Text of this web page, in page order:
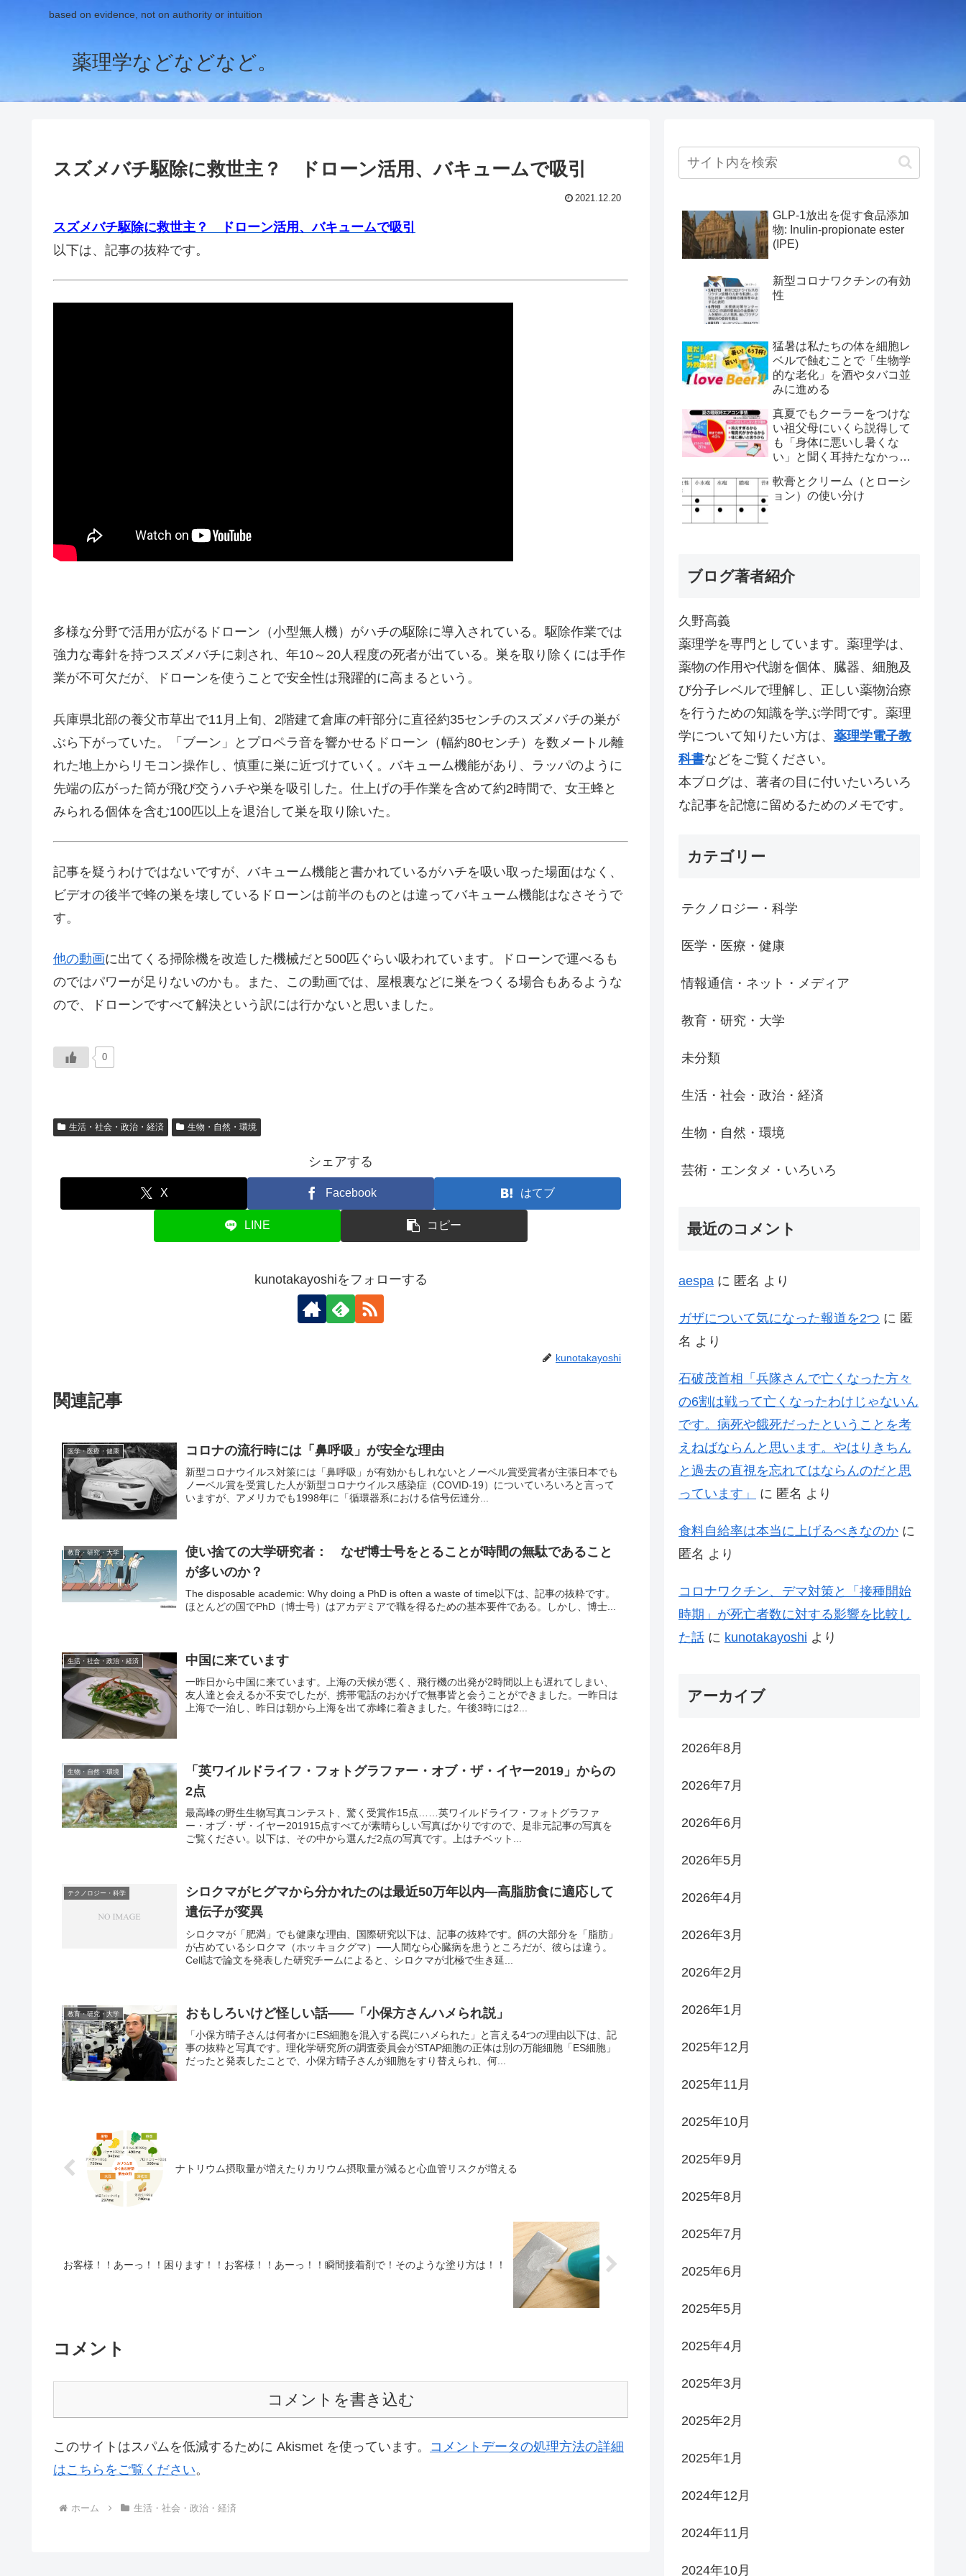
based on evidence, not on authority or intuition
薬理学などなどなど。
スズメバチ駆除に救世主？ ドローン活用、バキュームで吸引
2021.12.20
スズメバチ駆除に救世主？ ドローン活用、バキュームで吸引
以下は、記事の抜粋です。
多様な分野で活用が広がるドローン（小型無人機）がハチの駆除に導入されている。駆除作業では
強力な毒針を持つスズメバチに刺され、年10～20人程度の死者が出ている。巣を取り除くには手作
業が不可欠だが、ドローンを使うことで安全性は飛躍的に高まるという。
兵庫県北部の養父市草出で11月上旬、2階建て倉庫の軒部分に直径約35センチのスズメバチの巣が
ぶら下がっていた。「ブーン」とプロペラ音を響かせるドローン（幅約80センチ）を数メートル離
れた地上からリモコン操作し、慎重に巣に近づけていく。バキューム機能があり、ラッパのように
先端の広がった筒が飛び交うハチや巣を吸引した。仕上げの手作業を含めて約2時間で、女王蜂と
みられる個体を含む100匹以上を退治して巣を取り除いた。
記事を疑うわけではないですが、バキューム機能と書かれているがハチを吸い取った場面はなく、
ビデオの後半で蜂の巣を壊しているドローンは前半のものとは違ってバキューム機能はなさそうで
す。
他の動画に出てくる掃除機を改造した機械だと500匹ぐらい吸われています。ドローンで運べるも
のではパワーが足りないのかも。また、この動画では、屋根裏などに巣をつくる場合もあるような
ので、ドローンですべて解決という訳には行かないと思いました。
0
生活・社会・政治・経済 生物・自然・環境
シェアする
X Facebook はてブ
LINE コピー
kunotakayoshiをフォローする
kunotakayoshi
関連記事
医学・医療・健康 コロナの流行時には「鼻呼吸」が安全な理由
新型コロナウイルス対策には「鼻呼吸」が有効かもしれないとノーベル賞受賞者が主張日本でも
ノーベル賞を受賞した人が新型コロナウイルス感染症（COVID-19）についていろいろと言って
いますが、アメリカでも1998年に「循環器系における信号伝達分...
教育・研究・大学
使い捨ての大学研究者： なぜ博士号をとることが時間の無駄であること
が多いのか？
The disposable academic: Why doing a PhD is often a waste of time以下は、記事の抜粋です。
ほとんどの国でPhD（博士号）はアカデミアで職を得るための基本要件である。しかし、博士...
生活・社会・政治・経済 中国に来ています
一昨日から中国に来ています。上海の天候が悪く、飛行機の出発が2時間以上も遅れてしまい、
友人達と会えるか不安でしたが、携帯電話のおかげで無事皆と会うことができました。一昨日は
上海で一泊し、昨日は朝から上海を出て赤峰に着きました。午後3時には2...
生物・自然・環境
「英ワイルドライフ・フォトグラファー・オブ・ザ・イヤー2019」からの
2点
最高峰の野生生物写真コンテスト、驚く受賞作15点……英ワイルドライフ・フォトグラファ
ー・オブ・ザ・イヤー201915点すべてが素晴らしい写真ばかりですので、是非元記事の写真を
ご覧ください。以下は、その中から選んだ2点の写真です。上はチベット...
テクノロジー・科学
シロクマがヒグマから分かれたのは最近50万年以内―高脂肪食に適応して
遺伝子が変異
シロクマが「肥満」でも健康な理由、国際研究以下は、記事の抜粋です。餌の大部分を「脂肪」
が占めているシロクマ（ホッキョクグマ）──人間なら心臓病を患うところだが、彼らは違う。
Cell誌で論文を発表した研究チームによると、シロクマが北極で生き延...
教育・研究・大学 おもしろいけど怪しい話――「小保方さんハメられ説」
「小保方晴子さんは何者かにES細胞を混入する罠にハメられた」と言える4つの理由以下は、記
事の抜粋と写真です。理化学研究所の調査委員会がSTAP細胞の正体は別の万能細胞「ES細胞」
だったと発表したことで、小保方晴子さんが細胞をすり替えられ、何...
ナトリウム摂取量が増えたりカリウム摂取量が減ると心血管リスクが増える
お客様！！あーっ！！困ります！！お客様！！あーっ！！瞬間接着剤で！そのような塗り方は！！
コメント
コメントを書き込む
このサイトはスパムを低減するために Akismet を使っています。 コメントデータの処理方法の詳細
はこちらをご覧ください。
ホーム 生活・社会・政治・経済
GLP-1放出を促す食品添加
物: Inulin-propionate ester
(IPE)
新型コロナワクチンの有効
性
猛暑は私たちの体を細胞レ
ベルで蝕むことで「生物学
的な老化」を酒やタバコ並
みに進める
真夏でもクーラーをつけな
い祖父母にいくら説得して
も「身体に悪いし暑くな
い」と聞く耳持たなかった
から嘘みたいに部屋が冷え
るようになった
軟膏とクリーム（とローシ
ョン）の使い分け
ブログ著者紹介
久野高義
薬理学を専門としています。薬理学は、
薬物の作用や代謝を個体、臓器、細胞及
び分子レベルで理解し、正しい薬物治療
を行うための知識を学ぶ学問です。薬理
学について知りたい方は、 薬理学電子教
科書などをご覧ください。
本ブログは、著者の目に付いたいろいろ
な記事を記憶に留めるためのメモです。
カテゴリー
テクノロジー・科学
医学・医療・健康
情報通信・ネット・メディア
教育・研究・大学
未分類
生活・社会・政治・経済
生物・自然・環境
芸術・エンタメ・いろいろ
最近のコメント
aespa に 匿名 より
ガザについて気になった報道を2つ に 匿
名 より
石破茂首相「兵隊さんで亡くなった方々
の6割は戦って亡くなったわけじゃないん
です。病死や餓死だったということを考
えねばならんと思います。やはりきちん
と過去の直視を忘れてはならんのだと思
っています」
に 匿名 より
食料自給率は本当に上げるべきなのか に
匿名 より
コロナワクチン、デマ対策と「接種開始
時期」が死亡者数に対する影響を比較し
た話 に kunotakayoshi より
アーカイブ
2026年8月
2026年7月
2026年6月
2026年5月
2026年4月
2026年3月
2026年2月
2026年1月
2025年12月
2025年11月
2025年10月
2025年9月
2025年8月
2025年7月
2025年6月
2025年5月
2025年4月
2025年3月
2025年2月
2025年1月
2024年12月
2024年11月
2024年10月